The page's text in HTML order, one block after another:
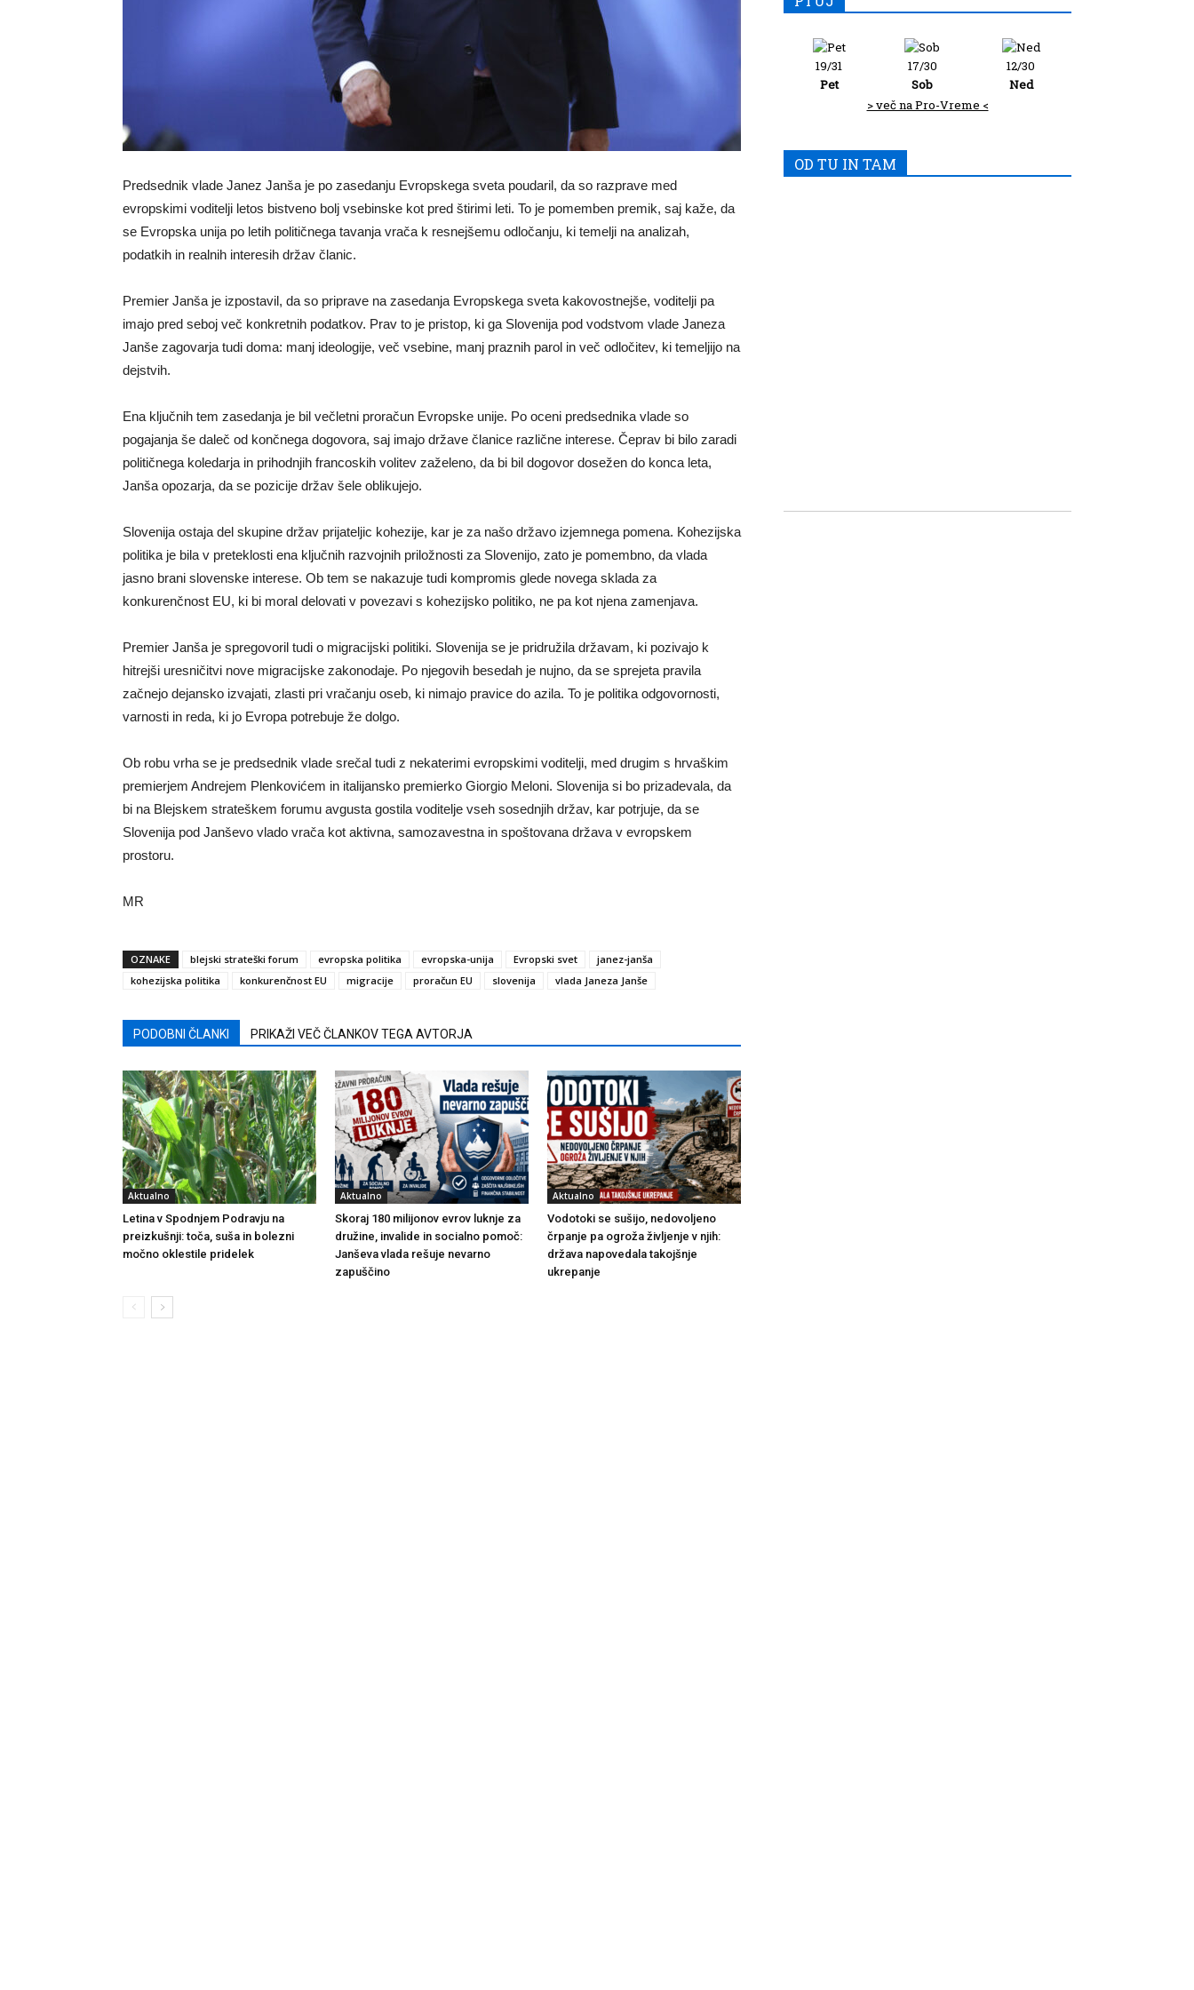
Predsednik vlade Janez Janša je po zasedanju Evropskega sveta poudaril, da so razprave med
evropskimi voditelji letos bistveno bolj vsebinske kot pred štirimi leti. To je pomemben premik, saj kaže, da
se Evropska unija po letih političnega tavanja vrača k resnejšemu odločanju, ki temelji na analizah,
podatkih in realnih interesih držav članic.
Premier Janša je izpostavil, da so priprave na zasedanja Evropskega sveta kakovostnejše, voditelji pa
imajo pred seboj več konkretnih podatkov. Prav to je pristop, ki ga Slovenija pod vodstvom vlade Janeza
Janše zagovarja tudi doma: manj ideologije, več vsebine, manj praznih parol in več odločitev, ki temeljijo na
dejstvih.
Ena ključnih tem zasedanja je bil večletni proračun Evropske unije. Po oceni predsednika vlade so
pogajanja še daleč od končnega dogovora, saj imajo države članice različne interese. Čeprav bi bilo zaradi
političnega koledarja in prihodnjih francoskih volitev zaželeno, da bi bil dogovor dosežen do konca leta,
Janša opozarja, da se pozicije držav šele oblikujejo.
Slovenija ostaja del skupine držav prijateljic kohezije, kar je za našo državo izjemnega pomena. Kohezijska
politika je bila v preteklosti ena ključnih razvojnih priložnosti za Slovenijo, zato je pomembno, da vlada
jasno brani slovenske interese. Ob tem se nakazuje tudi kompromis glede novega sklada za
konkurenčnost EU, ki bi moral delovati v povezavi s kohezijsko politiko, ne pa kot njena zamenjava.
Premier Janša je spregovoril tudi o migracijski politiki. Slovenija se je pridružila državam, ki pozivajo k
hitrejši uresničitvi nove migracijske zakonodaje. Po njegovih besedah je nujno, da se sprejeta pravila
začnejo dejansko izvajati, zlasti pri vračanju oseb, ki nimajo pravice do azila. To je politika odgovornosti,
varnosti in reda, ki jo Evropa potrebuje že dolgo.
Ob robu vrha se je predsednik vlade srečal tudi z nekaterimi evropskimi voditelji, med drugim s hrvaškim
premierjem Andrejem Plenkovićem in italijansko premierko Giorgio Meloni. Slovenija si bo prizadevala, da
bi na Blejskem strateškem forumu avgusta gostila voditelje vseh sosednjih držav, kar potrjuje, da se
Slovenija pod Janševo vlado vrača kot aktivna, samozavestna in spoštovana država v evropskem
prostoru.
MR
OZNAKE blejski strateški forum evropska politika evropska-unija Evropski svet
janez-janša
kohezijska politika
konkurenčnost EU migracije proračun EU slovenija vlada Janeza Janše
PODOBNI ČLANKI PRIKAŽI VEČ ČLANKOV TEGA AVTORJA
Aktualno
Letina v Spodnjem Podravju na
preizkušnji: toča, suša in bolezni
močno oklestile pridelek
Aktualno
Skoraj 180 milijonov evrov luknje za
družine, invalide in socialno pomoč:
Janševa vlada rešuje nevarno
zapuščino
Aktualno
Vodotoki se sušijo, nedovoljeno
črpanje pa ogroža življenje v njih:
država napovedala takojšnje
ukrepanje
19/31
Pet
17/30
Sob
12/30
Ned
> več na Pro-Vreme <
OD TU IN TAM